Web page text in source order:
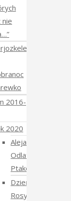
nie
2016-
2020
Aleja
Odlatujących
Ptaków
Dzień
Rosyjski